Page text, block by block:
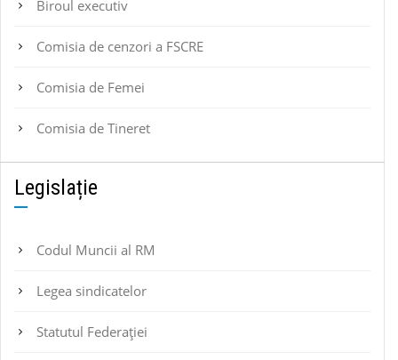
Biroul executiv
Comisia de cenzori a FSCRE
Comisia de Femei
Comisia de Tineret
Legislație
Codul Muncii al RM
Legea sindicatelor
Statutul Federaţiei